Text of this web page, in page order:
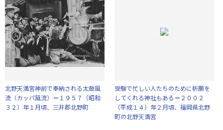
北野天満宮神前で奉納される太鼓風
流（カッパ風流）＝１９５７（昭和
３２）年１月頃、三井郡北野町
受験で忙しい人たちのために祈願を
してくれる神社もある＝２００２
（平成１４）年２月頃、福岡県北野
町の北野天満宮